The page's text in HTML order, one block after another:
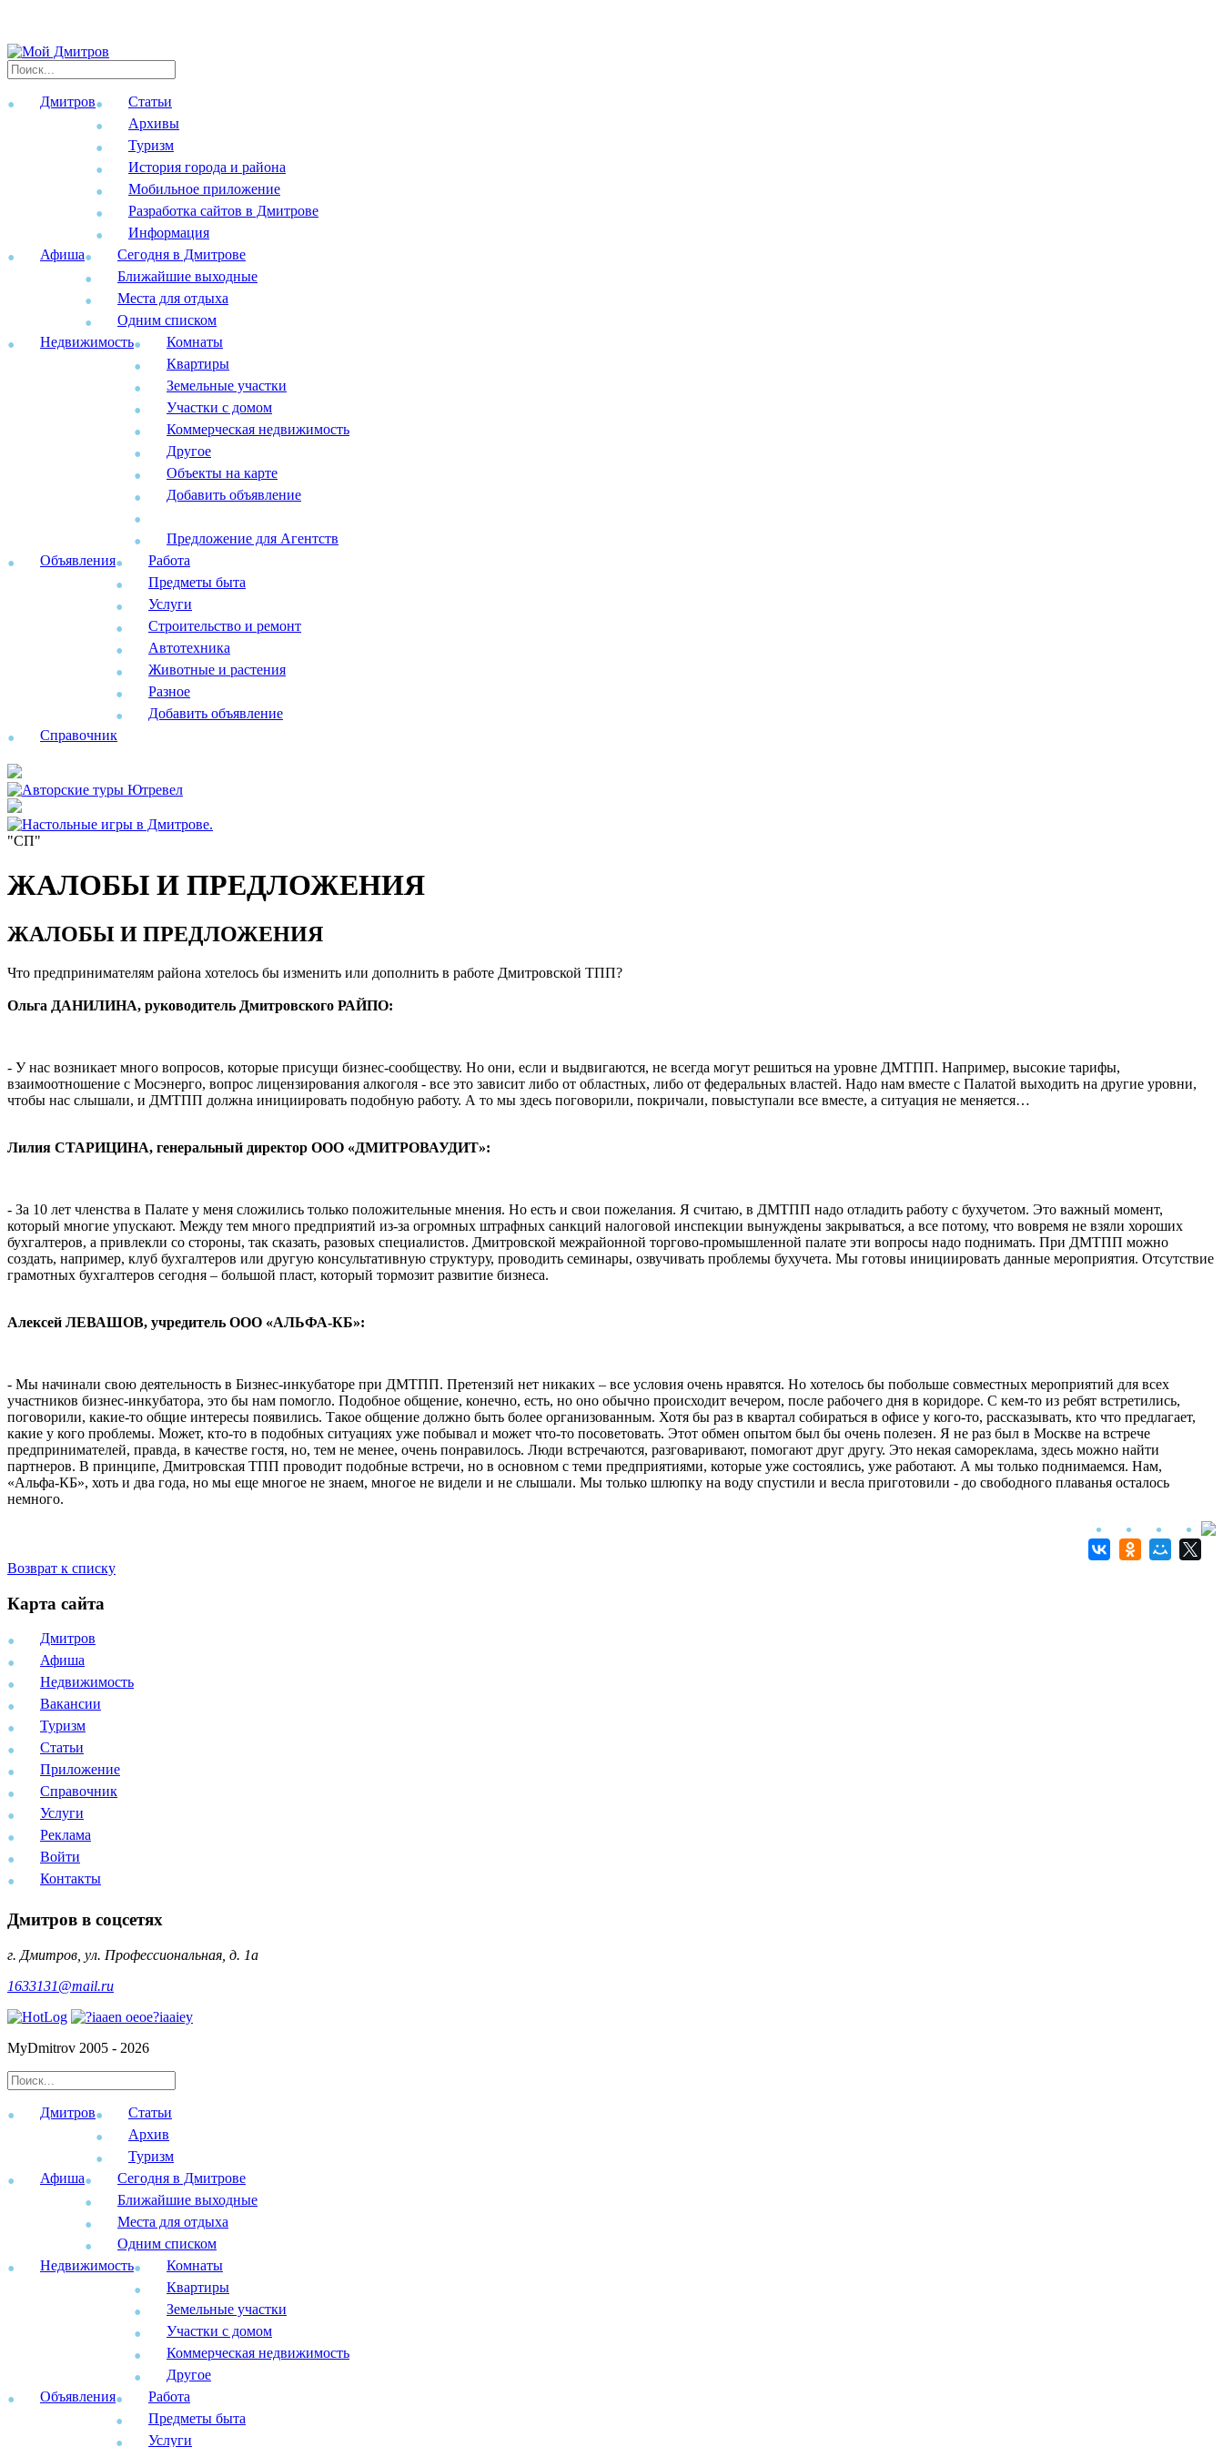
Дмитров
Статьи
Архивы
Туризм
История города и района
Мобильное приложение
Разработка сайтов в Дмитрове
Информация
Афиша
Сегодня в Дмитрове
Ближайшие выходные
Места для отдыха
Одним списком
Недвижимость
Комнаты
Квартиры
Земельные участки
Участки с домом
Коммерческая недвижимость
Другое
Объекты на карте
Добавить объявление
Предложение для Агентств
Объявления
Работа
Предметы быта
Услуги
Строительство и ремонт
Автотехника
Животные и растения
Разное
Добавить объявление
Справочник
"СП"
ЖАЛОБЫ И ПРЕДЛОЖЕНИЯ
ЖАЛОБЫ И ПРЕДЛОЖЕНИЯ
Что предпринимателям района хотелось бы изменить или дополнить в работе Дмитровской ТПП?
Ольга ДАНИЛИНА, руководитель Дмитровского РАЙПО:
- У нас возникает много вопросов, которые присущи бизнес-сообществу. Но они, если и выдвигаются, не всегда могут решиться на уровне ДМТПП. Например, высокие тарифы,
взаимоотношение с Мосэнерго, вопрос лицензирования алкоголя - все это зависит либо от областных, либо от федеральных властей. Надо нам вместе с Палатой выходить на другие уровни,
чтобы нас слышали, и ДМТПП должна инициировать подобную работу. А то мы здесь поговорили, покричали, повыступали все вместе, а ситуация не меняется…
Лилия СТАРИЦИНА, генеральный директор ООО «ДМИТРОВАУДИТ»:
- За 10 лет членства в Палате у меня сложились только положительные мнения. Но есть и свои пожелания. Я считаю, в ДМТПП надо отладить работу с бухучетом. Это важный момент,
который многие упускают. Между тем много предприятий из-за огромных штрафных санкций налоговой инспекции вынуждены закрываться, а все потому, что вовремя не взяли хороших
бухгалтеров, а привлекли со стороны, так сказать, разовых специалистов. Дмитровской межрайонной торгово-промышленной палате эти вопросы надо поднимать. При ДМТПП можно
создать, например, клуб бухгалтеров или другую консультативную структуру, проводить семинары, озвучивать проблемы бухучета. Мы готовы инициировать данные мероприятия. Отсутствие
грамотных бухгалтеров сегодня – большой пласт, который тормозит развитие бизнеса.
Алексей ЛЕВАШОВ, учредитель ООО «АЛЬФА-КБ»:
- Мы начинали свою деятельность в Бизнес-инкубаторе при ДМТПП. Претензий нет никаких – все условия очень нравятся. Но хотелось бы побольше совместных мероприятий для всех
участников бизнес-инкубатора, это бы нам помогло. Подобное общение, конечно, есть, но оно обычно происходит вечером, после рабочего дня в коридоре. С кем-то из ребят встретились,
поговорили, какие-то общие интересы появились. Такое общение должно быть более организованным. Хотя бы раз в квартал собираться в офисе у кого-то, рассказывать, кто что предлагает,
какие у кого проблемы. Может, кто-то в подобных ситуациях уже побывал и может что-то посоветовать. Этот обмен опытом был бы очень полезен. Я не раз был в Москве на встрече
предпринимателей, правда, в качестве гостя, но, тем не менее, очень понравилось. Люди встречаются, разговаривают, помогают друг другу. Это некая самореклама, здесь можно найти
партнеров. В принципе, Дмитровская ТПП проводит подобные встречи, но в основном с теми предприятиями, которые уже состоялись, уже работают. А мы только поднимаемся. Нам,
«Альфа-КБ», хоть и два года, но мы еще многое не знаем, многое не видели и не слышали. Мы только шлюпку на воду спустили и весла приготовили - до свободного плаванья осталось
немного.
Возврат к списку
Карта сайта
Дмитров
Афиша
Недвижимость
Вакансии
Туризм
Статьи
Приложение
Справочник
Услуги
Реклама
Войти
Контакты
Дмитров в соцсетях
г. Дмитров, ул. Профессиональная, д. 1а
1633131@mail.ru
MyDmitrov 2005 - 2026
Дмитров
Статьи
Архив
Туризм
Афиша
Сегодня в Дмитрове
Ближайшие выходные
Места для отдыха
Одним списком
Недвижимость
Комнаты
Квартиры
Земельные участки
Участки с домом
Коммерческая недвижимость
Другое
Объявления
Работа
Предметы быта
Услуги